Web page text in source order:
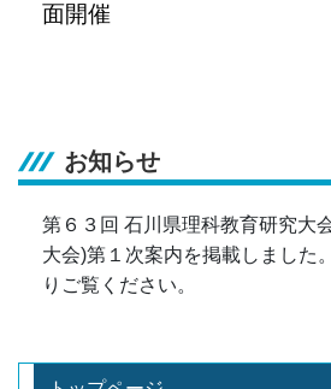
お知らせ
第６３回 石川県理科教育研究大
大会)第１次案内を掲載しました
りご覧ください。
面開催